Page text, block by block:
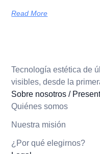
Read More
Tecnología estética de
visibles, desde la
Sobre nosotros /
Quiénes somos
Nuestra misión
¿Por qué elegirnos?